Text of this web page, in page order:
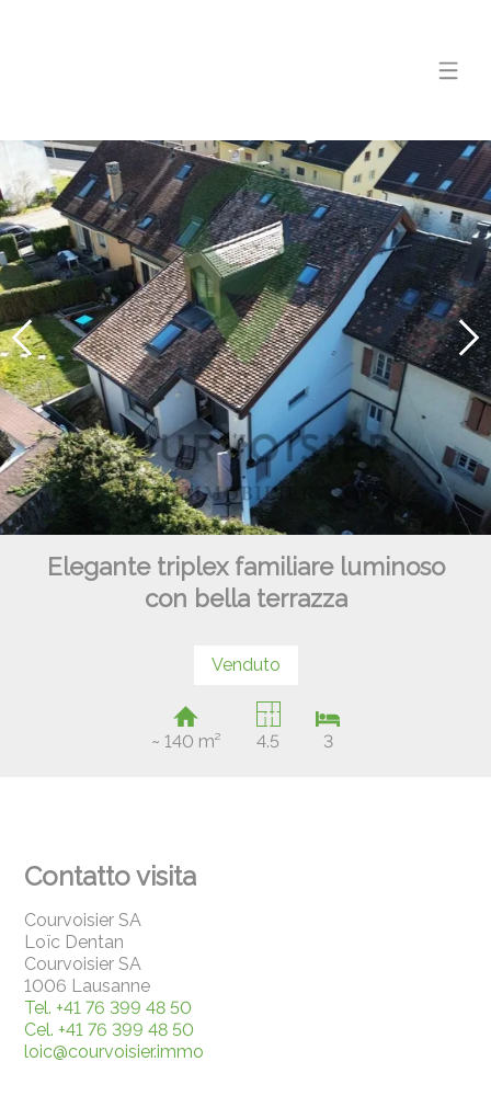
Elegante triplex familiare luminoso
con bella terrazza
Venduto
~ 140 m² 4.5 3
Contatto visita
Courvoisier SA
Loïc Dentan
Courvoisier SA
1006 Lausanne
Tel. +41 76 399 48 50
Cel. +41 76 399 48 50
loic@courvoisier.immo